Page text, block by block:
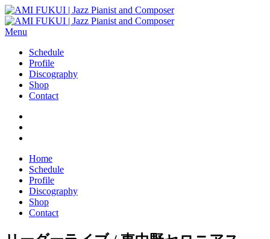
Menu
Schedule
Profile
Discography
Shop
Contact
Home
Schedule
Profile
Discography
Shop
Contact